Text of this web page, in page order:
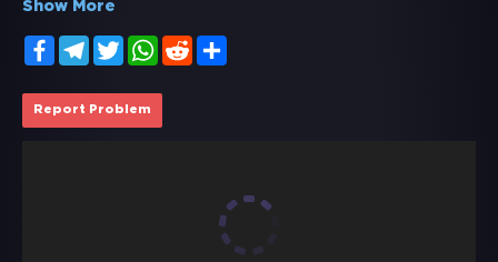
Show More
FacebookTelegramTwitterWhatsApp
Reddit
Report Problem